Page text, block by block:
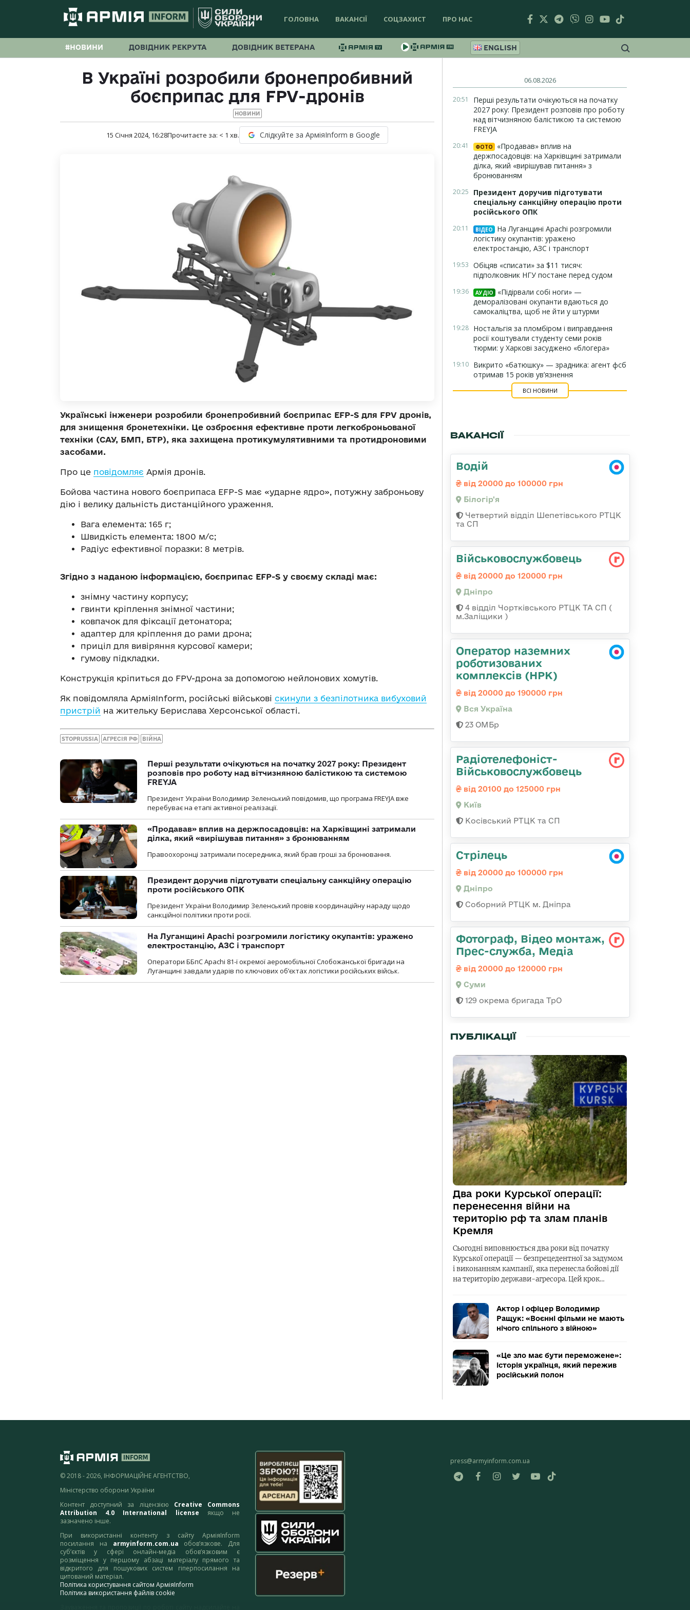
ГОЛОВНА ВАКАНСІЇ СОЦЗАХИСТ ПРО НАС
#НОВИНИ ДОВІДНИК РЕКРУТА ДОВІДНИК ВЕТЕРАНА ENGLISH
В Україні розробили бронепробивний
боєприпас для FPV-дронів
НОВИНИ
15 Січня 2024, 16:28Прочитаєте за: < 1 хв. Слідкуйте за АрміяInform в Google
Українські інженери розробили бронепробивний боєприпас EFP-S для FPV дронів,
для знищення бронетехніки. Це озброєння ефективне проти легкоброньованої
техніки (САУ, БМП, БТР), яка захищена протикумулятивними та протидроновими
засобами.
Про це повідомляє Армія дронів.
Бойова частина нового боєприпаса EFP-S має «ударне ядро», потужну заброньову
дію і велику дальність дистанційного ураження.
Вага елемента: 165 г;
Швидкість елемента: 1800 м/с;
Радіус ефективної поразки: 8 метрів.
Згідно з наданою інформацією, боєприпас EFP-S у своєму складі має:
знімну частину корпусу;
гвинти кріплення знімної частини;
ковпачок для фіксації детонатора;
адаптер для кріплення до рами дрона;
приціл для вивіряння курсової камери;
гумову підкладки.
Конструкція кріпиться до FPV-дрона за допомогою нейлонових хомутів.
Як повідомляла АрміяInform, російські військові скинули з безпілотника вибуховий
пристрій на жительку Берислава Херсонської області.
STOPRUSSIA АГРЕСІЯ РФ ВІЙНА
Перші результати очікуються на початку 2027 року: Президент
розповів про роботу над вітчизняною балістикою та системою
FREYJA
Президент України Володимир Зеленський повідомив, що програма FREYJA вже
перебуває на етапі активної реалізації.
«Продавав» вплив на держпосадовців: на Харківщині затримали
ділка, який «вирішував питання» з бронюванням
Правоохоронці затримали посередника, який брав гроші за бронювання.
Президент доручив підготувати спеціальну санкційну операцію
проти російського ОПК
Президент України Володимир Зеленський провів координаційну нараду щодо
санкційної політики проти росії.
На Луганщині Apachi розгромили логістику окупантів: уражено
електростанцію, АЗС і транспорт
Оператори ББпС Apachi 81-ї окремої аеромобільної Слобожанської бригади на
Луганщині завдали ударів по ключових об’єктах логістики російських військ.
06.08.2026
20:51
Перші результати очікуються на початку
2027 року: Президент розповів про роботу
над вітчизняною балістикою та системою
FREYJA
20:41 ФОТО
«Продавав» вплив на
держпосадовців: на Харківщині затримали
ділка, який «вирішував питання» з
бронюванням
20:25
Президент доручив підготувати
спеціальну санкційну операцію проти
російського ОПК
20:11 ВІДЕО
На Луганщині Apachi розгромили
логістику окупантів: уражено
електростанцію, АЗС і транспорт
19:53 Обіцяв «списати» за $11 тисяч:
підполковник НГУ постане перед судом
19:36 АУДІО
«Підірвали собі ноги» —
деморалізовані окупанти вдаються до
самокаліцтва, щоб не йти у штурми
19:28 Ностальгія за пломбіром і виправдання
росії коштували студенту семи років
тюрми: у Харкові засуджено «блогера»
19:10 Викрито «батюшку» — зрадника: агент фсб
отримав 15 років ув’язнення
ВСІ НОВИНИ
ВАКАНСІЇ
Водій
від 20000 до 100000 грн
Білогір'я
Четвертий відділ Шепетівського РТЦК
та СП
Військовослужбовець
від 20000 до 120000 грн
Дніпро
4 відділ Чортківського РТЦК ТА СП (
м.Заліщики )
Оператор наземних
роботизованих
комплексів (НРК)
від 20000 до 190000 грн
Вся Україна
23 ОМБр
Радіотелефоніст-
Військовослужбовець
від 20100 до 125000 грн
Київ
Косівський РТЦК та СП
Стрілець
від 20000 до 100000 грн
Дніпро
Соборний РТЦК м. Дніпра
Фотограф, Відео монтаж,
Прес-служба, Медіа
від 20000 до 120000 грн
Суми
129 окрема бригада ТрО
ПУБЛІКАЦІЇ
Два роки Курської операції:
перенесення війни на
територію рф та злам планів
Кремля
Сьогодні виповнюється два роки від початку
Курської операції — безпрецедентної за задумом
і виконанням кампанії, яка перенесла бойові дії
на територію держави-агресора. Цей крок…
Актор і офіцер Володимир
Ращук: «Воєнні фільми не мають
нічого спільного з війною»
«Це зло має бути переможене»:
історія українця, який пережив
російський полон
© 2018 - 2026, ІНФОРМАЦІЙНЕ АГЕНТСТВО,
Міністерство оборони України
Контент доступний за ліцензією Creative Commons
Attribution 4.0 International license якщо не
зазначено інше.
При використанні контенту з сайту АрміяInform
посилання на armyinform.com.ua обов’язкове. Для
суб’єктів у сфері онлайн-медіа обов’язковим є
розміщення у першому абзаці матеріалу прямого та
відкритого для пошукових систем гіперпосилання на
цитований матеріал.
Політика користування сайтом АрміяInform
Політика використання файлів cookie
press@armyinform.com.ua